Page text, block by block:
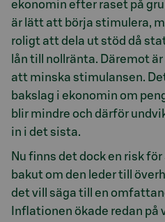
ekonomin efter raset på
är lätt att börja stimulera,
roligt att dela ut stöd då
lån till nollränta. Däremot
att minska stimulansen.
bakslag i ekonomin om
blir mindre och därför
in i det sista.
Nu finns det dock en risk
bakut om den leder till
det vill säga till en
Inflationen ökade redan på